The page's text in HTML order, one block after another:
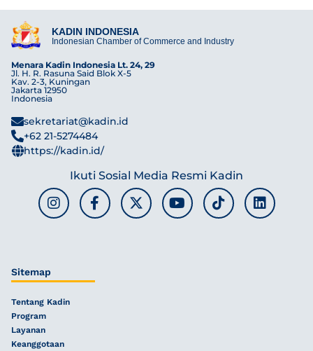
KADIN INDONESIA
Indonesian Chamber of Commerce and Industry
Menara Kadin Indonesia Lt. 24, 29
Jl. H. R. Rasuna Said Blok X-5
Kav. 2-3, Kuningan
Jakarta 12950
Indonesia
sekretariat@kadin.id
+62 21-5274484
https://kadin.id/
Ikuti Sosial Media Resmi Kadin
Sitemap
Tentang Kadin
Program
Layanan
Keanggotaan